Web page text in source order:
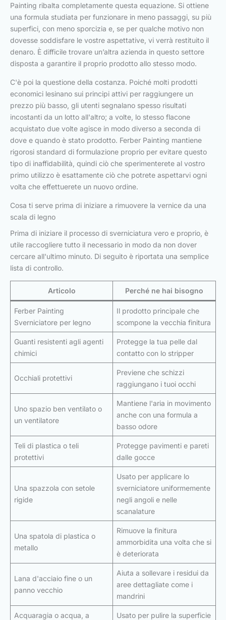
Painting ribalta completamente questa equazione. Si ottiene
una formula studiata per funzionare in meno passaggi, su più
superfici, con meno sporcizia e, se per qualche motivo non
dovesse soddisfare le vostre aspettative, vi verrà restituito il
denaro. È difficile trovare un’altra azienda in questo settore
disposta a garantire il proprio prodotto allo stesso modo.
C'è poi la questione della costanza. Poiché molti prodotti
economici lesinano sui principi attivi per raggiungere un
prezzo più basso, gli utenti segnalano spesso risultati
incostanti da un lotto all'altro; a volte, lo stesso flacone
acquistato due volte agisce in modo diverso a seconda di
dove e quando è stato prodotto. Ferber Painting mantiene
rigorosi standard di formulazione proprio per evitare questo
tipo di inaffidabilità, quindi ciò che sperimenterete al vostro
primo utilizzo è esattamente ciò che potrete aspettarvi ogni
volta che effettuerete un nuovo ordine.
Cosa ti serve prima di iniziare a rimuovere la vernice da una
scala di legno
Prima di iniziare il processo di sverniciatura vero e proprio, è
utile raccogliere tutto il necessario in modo da non dover
cercare all'ultimo minuto. Di seguito è riportata una semplice
lista di controllo.
Articolo Perché ne hai bisogno
Ferber Painting
Sverniciatore per legno
Il prodotto principale che
scompone la vecchia finitura
Guanti resistenti agli agenti
chimici
Protegge la tua pelle dal
contatto con lo stripper
Occhiali protettivi
Previene che schizzi
raggiungano i tuoi occhi
Uno spazio ben ventilato o
un ventilatore
Mantiene l'aria in movimento
anche con una formula a
basso odore
Teli di plastica o teli
protettivi
Protegge pavimenti e pareti
dalle gocce
Una spazzola con setole
rigide
Usato per applicare lo
sverniciatore uniformemente
negli angoli e nelle
scanalature
Una spatola di plastica o
metallo
Rimuove la finitura
ammorbidita una volta che si
è deteriorata
Lana d'acciaio fine o un
panno vecchio
Aiuta a sollevare i residui da
aree dettagliate come i
mandrini
Acquaragia o acqua, a Usato per pulire la superficie